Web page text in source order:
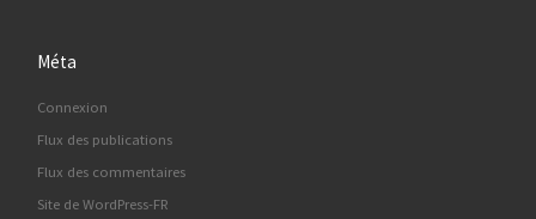
Méta
Connexion
Flux des publications
Flux des commentaires
Site de WordPress-FR